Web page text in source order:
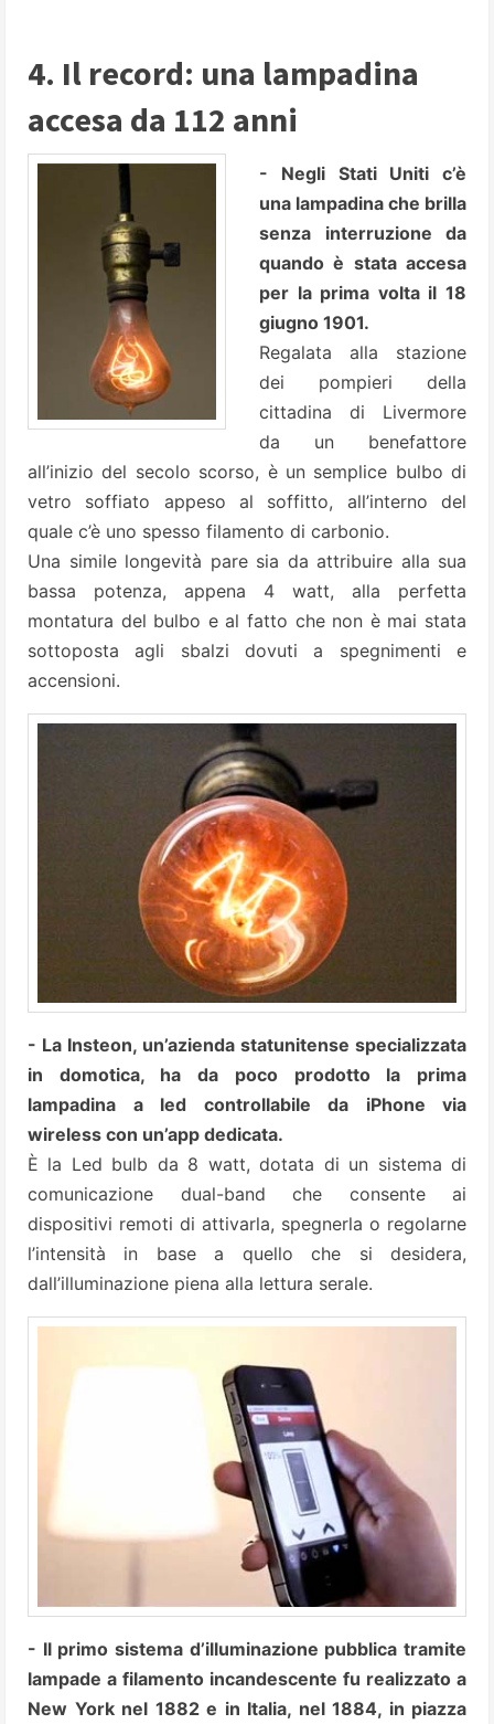
4. Il record: una lampadina
accesa da 112 anni
- Negli Stati Uniti c’è
una lampadina che brilla
senza interruzione da
quando è stata accesa
per la prima volta il 18
giugno 1901.
Regalata alla stazione
dei pompieri della
cittadina di Livermore
da un benefattore
all’inizio del secolo scorso, è un semplice bulbo di
vetro soffiato appeso al soffitto, all’interno del
quale c’è uno spesso filamento di carbonio.
Una simile longevità pare sia da attribuire alla sua
bassa potenza, appena 4 watt, alla perfetta
montatura del bulbo e al fatto che non è mai stata
sottoposta agli sbalzi dovuti a spegnimenti e
accensioni.
- La Insteon, un’azienda statunitense specializzata
in domotica, ha da poco prodotto la prima
lampadina a led controllabile da iPhone via
wireless con un’app dedicata.
È la Led bulb da 8 watt, dotata di un sistema di
comunicazione dual-band che consente ai
dispositivi remoti di attivarla, spegnerla o regolarne
l’intensità in base a quello che si desidera,
dall’illuminazione piena alla lettura serale.
- Il primo sistema d’illuminazione pubblica tramite
lampade a filamento incandescente fu realizzato a
New York nel 1882 e in Italia, nel 1884, in piazza